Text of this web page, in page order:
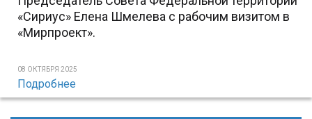
«Сириус» Елена Шмелева с рабочим визитом в
«Мирпроект».
08 ОКТЯБРЯ 2025
Подробнее